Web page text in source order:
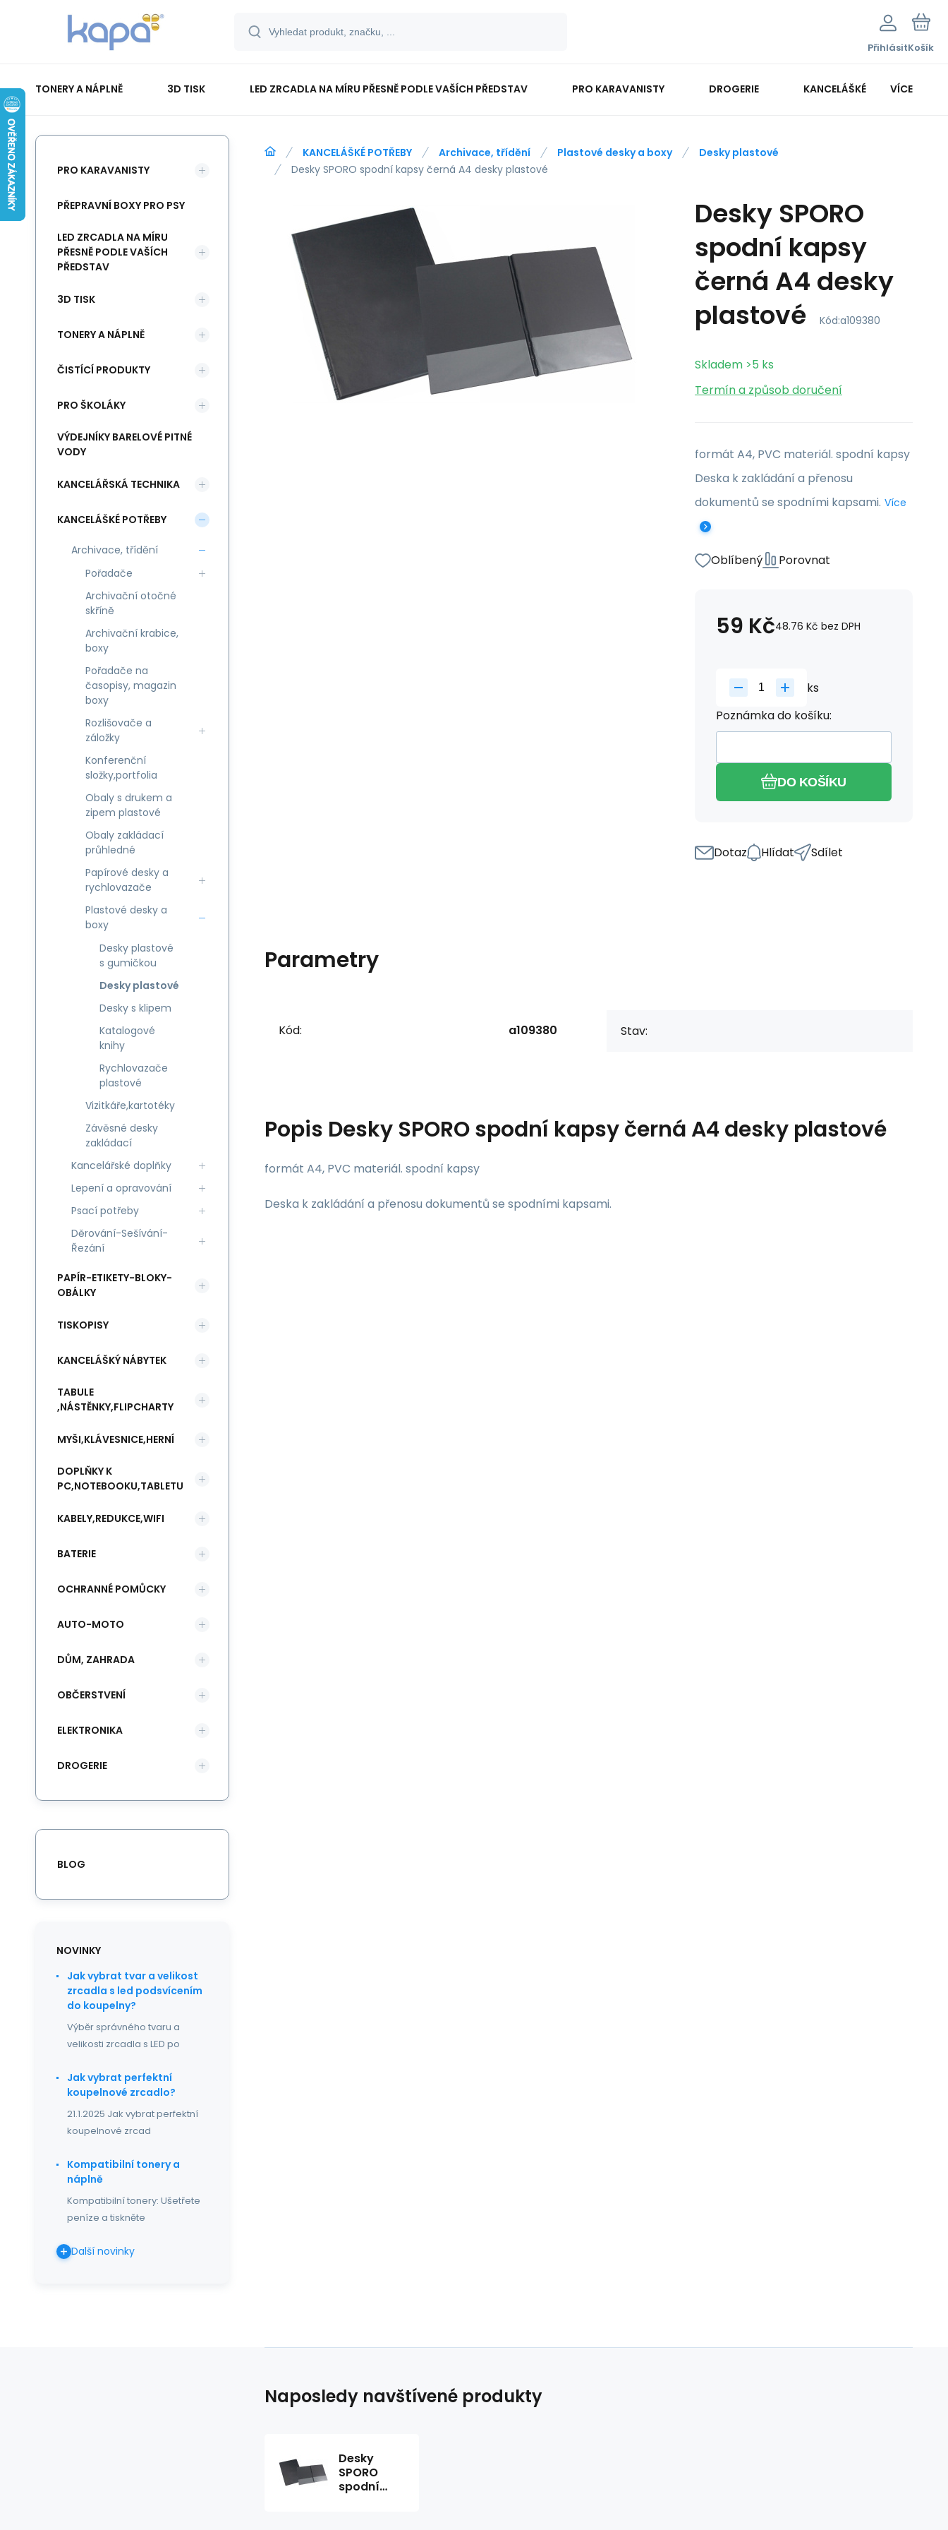
PřihlásitKošík
TONERY A NÁPLNĚ 3D TISK LED ZRCADLA NA MÍRU PŘESNĚ PODLE VAŠÍCH PŘEDSTAV PRO KARAVANISTY DROGERIE KANCELÁŠKÉ POTŘEBY
PAPÍR-ETIKETY-BLOKY-OBÁLKY
VÍCE
KANCELÁŠKÉ POTŘEBY Archivace, třídění Plastové desky a boxy
Desky plastové
Desky SPORO spodní kapsy černá A4 desky plastové
Desky SPORO
spodní kapsy
černá A4 desky
plastové
Kód:a109380
Skladem >5 ks
Termín a způsob doručení
formát A4, PVC materiál. spodní kapsy
Deska k zakládání a přenosu
dokumentů se spodními kapsami. Více
Oblíbený Porovnat
59 Kč48.76 Kč bez DPH
ks
Poznámka do košíku:
DO KOŠÍKU
Dotaz Hlídat Sdílet
Parametry
Kód: a109380 Stav:
Popis Desky SPORO spodní kapsy černá A4 desky plastové
formát A4, PVC materiál. spodní kapsy
Deska k zakládání a přenosu dokumentů se spodními kapsami.
PRO KARAVANISTY
PŘEPRAVNÍ BOXY PRO PSY
LED ZRCADLA NA MÍRU
PŘESNĚ PODLE VAŠÍCH
PŘEDSTAV
3D TISK
TONERY A NÁPLNĚ
ČISTÍCÍ PRODUKTY
PRO ŠKOLÁKY
VÝDEJNÍKY BARELOVÉ PITNÉ
VODY
KANCELÁŘSKÁ TECHNIKA
KANCELÁŠKÉ POTŘEBY
Archivace, třídění
Pořadače
Archivační otočné
skříně
Archivační krabice,
boxy
Pořadače na
časopisy, magazin
boxy
Rozlišovače a
záložky
Konferenční
složky,portfolia
Obaly s drukem a
zipem plastové
Obaly zakládací
průhledné
Papírové desky a
rychlovazače
Plastové desky a
boxy
Desky plastové
s gumičkou
Desky plastové
Desky s klipem
Katalogové
knihy
Rychlovazače
plastové
Vizitkáře,kartotéky
Závěsné desky
zakládací
Kancelářské doplňky
Lepení a opravování
Psací potřeby
Děrování-Sešívání-
Řezání
PAPÍR-ETIKETY-BLOKY-
OBÁLKY
TISKOPISY
KANCELÁŠKÝ NÁBYTEK
TABULE
,NÁSTĚNKY,FLIPCHARTY
MYŠI,KLÁVESNICE,HERNÍ
DOPLŇKY K
PC,NOTEBOOKU,TABLETU
KABELY,REDUKCE,WIFI
BATERIE
OCHRANNÉ POMŮCKY
AUTO-MOTO
DŮM, ZAHRADA
OBČERSTVENÍ
ELEKTRONIKA
DROGERIE
BLOG
NOVINKY
Jak vybrat tvar a velikost
zrcadla s led podsvícením
do koupelny?
Výběr správného tvaru a
velikosti zrcadla s LED po
Jak vybrat perfektní
koupelnové zrcadlo?
21.1.2025 Jak vybrat perfektní
koupelnové zrcad
Kompatibilní tonery a
náplně
Kompatibilní tonery: Ušetřete
peníze a tiskněte
Další novinky
Naposledy navštívené produkty
Desky
SPORO
spodní